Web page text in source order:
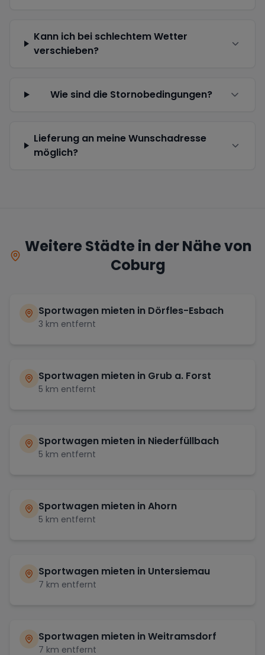
Kann ich bei schlechtem Wetter
verschieben?
Wie sind die Stornobedingungen?
Lieferung an meine Wunschadresse
möglich?
Weitere Städte in der Nähe von
Coburg
Sportwagen mieten in Dörfles-Esbach
3 km entfernt
Sportwagen mieten in Grub a. Forst
5 km entfernt
Sportwagen mieten in Niederfüllbach
5 km entfernt
Sportwagen mieten inAhorn
5 km entfernt
Sportwagen mieten in Untersiemau
7 km entfernt
Sportwagen mieten inWeitramsdorf
7 km entfernt